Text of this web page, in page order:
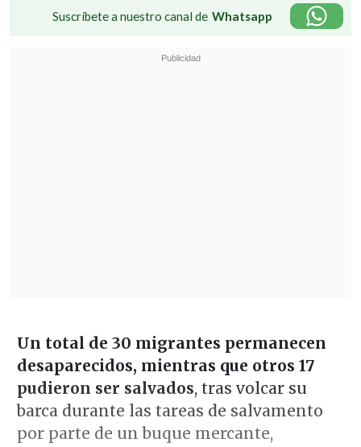
Suscríbete a nuestro canal de Whatsapp
Un total de 30 migrantes permanecen
desaparecidos, mientras que otros 17
pudieron ser salvados, tras volcar su
barca durante las tareas de salvamento
por parte de un buque mercante,